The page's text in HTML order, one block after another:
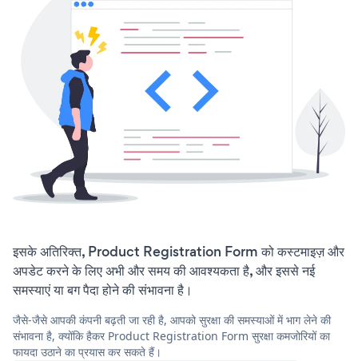
इसके अतिरिक्त, Product Registration Form को कस्टमाइज़ और
अपडेट करने के लिए अभी और समय की आवश्यकता है, और इससे नई
समस्याएं या बग पैदा होने की संभावना है।
जैसे-जैसे आपकी कंपनी बढ़ती जा रही है, आपको सुरक्षा की समस्याओं में भाग लेने की
संभावना है, क्योंकि हैकर Product Registration Form सुरक्षा कमजोरियों का
फायदा उठाने का प्रयास कर सकते हैं।